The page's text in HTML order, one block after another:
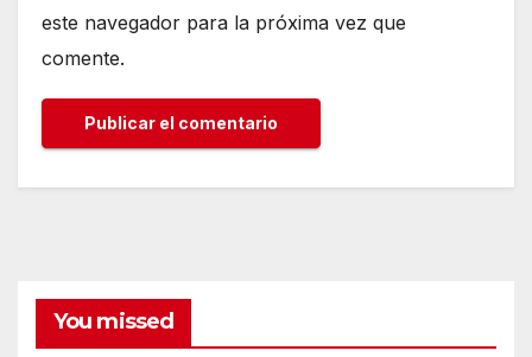
este navegador para la próxima vez que
comente.
You missed